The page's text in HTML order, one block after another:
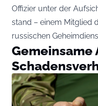
Offizier unter der
stand – einem Mitglied
russischen
Gemeinsame